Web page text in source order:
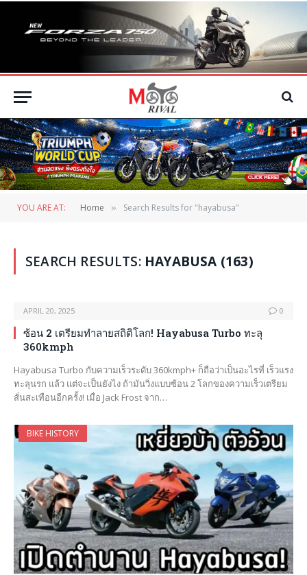
YOU ARE AT: Home » Search Results for "hayabusa"
SEARCH RESULTS: HAYABUSA (163)
APRIL 20, 2025 0
ซ้อน 2 เตรียมทำลายสถิติโลก! Hayabusa Turbo ทะลุ
360kmph
Hayabusa Turbo กับความเร็วระดับ 360kmph+ ก็ถือว่าเป็นอะไรที่ เร็วแรง
ทะลุนรก แล้ว แต่จะเป็นยังไง ถ้ามันวิ่งแบบซ้อน 2 โลกของความเร็วเตรียม
สั่นสะเทือนอีกครั้ง! เมื่อ Jack Frost จาก…
BIKE HISTORY